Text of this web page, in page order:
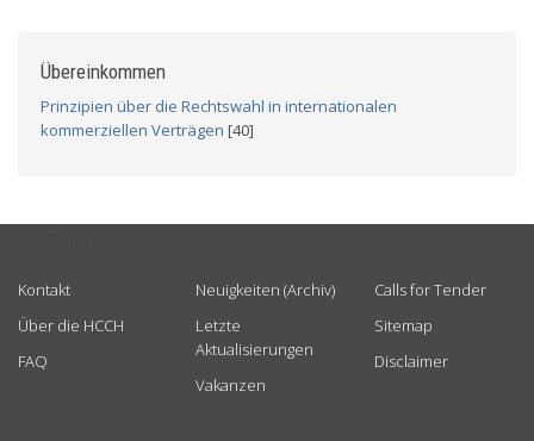
Übereinkommen
Prinzipien über die Rechtswahl in internationalen
kommerziellen Verträgen [40]
Kontakt
Über die HCCH
FAQ
Neuigkeiten (Archiv)
Letzte
Aktualisierungen
Vakanzen
Calls for Tender
Sitemap
Disclaimer